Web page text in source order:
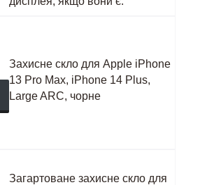
Захисне скло для Apple iPhone
13 Pro Max, iPhone 14 Plus,
Large ARC, чорне
Загартоване захисне скло для